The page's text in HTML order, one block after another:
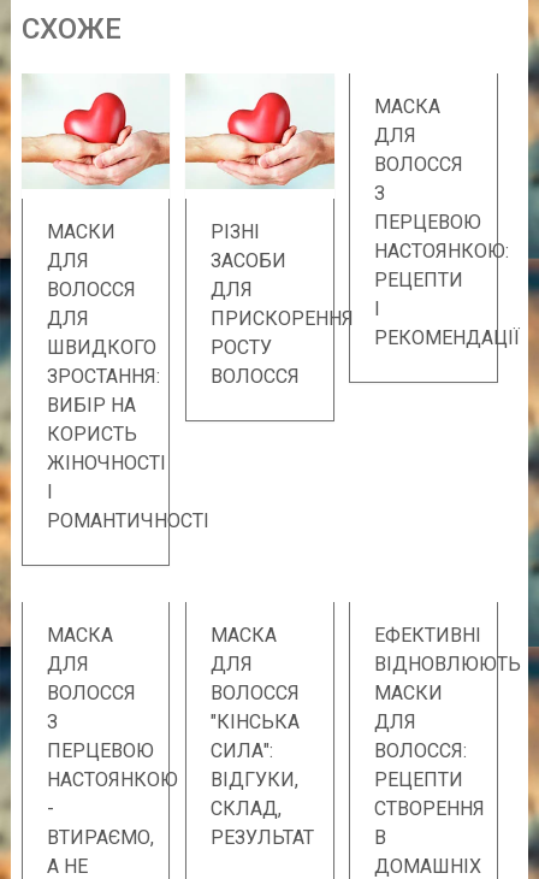
CХОЖE
МАСКИ
ДЛЯ
ВОЛОССЯ
ДЛЯ
ШВИДКОГО
ЗРОСТАННЯ:
ВИБІР НА
КОРИСТЬ
ЖІНОЧНОСТІ
І
РОМАНТИЧНОСТІ
РІЗНІ
ЗАСОБИ
ДЛЯ
ПРИСКОРЕННЯ
РОСТУ
ВОЛОССЯ
МАСКА
ДЛЯ
ВОЛОССЯ
З
ПЕРЦЕВОЮ
НАСТОЯНКОЮ:
РЕЦЕПТИ
І
РЕКОМЕНДАЦІЇ
МАСКА
ДЛЯ
ВОЛОССЯ
З
ПЕРЦЕВОЮ
НАСТОЯНКОЮ
-
ВТИРАЄМО,
А НЕ
МАСКА
ДЛЯ
ВОЛОССЯ
"КІНСЬКА
СИЛА":
ВІДГУКИ,
СКЛАД,
РЕЗУЛЬТАТ
ЕФЕКТИВНІ
ВІДНОВЛЮЮТЬ
МАСКИ
ДЛЯ
ВОЛОССЯ:
РЕЦЕПТИ
СТВОРЕННЯ
В
ДОМАШНІХ